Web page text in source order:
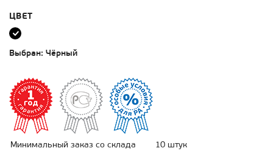
ЦВЕТ
Выбран: Чёрный
Минимальный заказ со склада
10 штук